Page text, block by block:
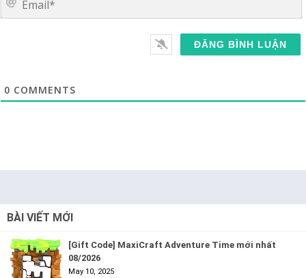
0 COMMENTS
BÀI VIẾT MỚI
[Gift Code] MaxiCraft Adventure Time mới nhất
08/2026
May 10, 2025